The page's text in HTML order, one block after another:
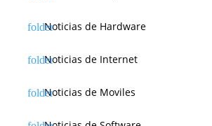
Noticias de Hardware
Noticias de Internet
Noticias de Moviles